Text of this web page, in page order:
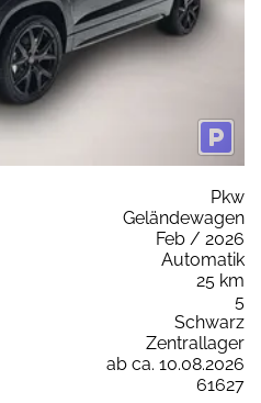
Pkw
Geländewagen
Feb / 2026
Automatik
25 km
5
Schwarz
Zentrallager
ab ca. 10.08.2026
61627